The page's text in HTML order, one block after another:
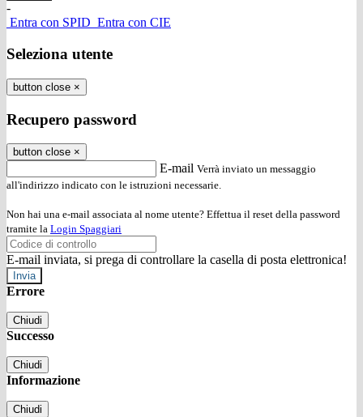
-
Entra con SPID Entra con CIE
Seleziona utente
button close ×
Recupero password
button close ×
E-mail Verrà inviato un messaggio
all'indirizzo indicato con le istruzioni necessarie.
Non hai una e-mail associata al nome utente? Effettua il reset della password
tramite la Login Spaggiari
E-mail inviata, si prega di controllare la casella di posta elettronica!
Errore
Chiudi
Successo
Chiudi
Informazione
Chiudi